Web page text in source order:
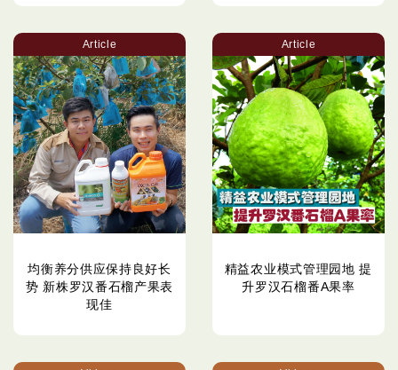
Article
均衡养分供应保持良好长
势 新株罗汉番石榴产果表
现佳
Article
精益农业模式管理园地 提
升罗汉石榴番A果率